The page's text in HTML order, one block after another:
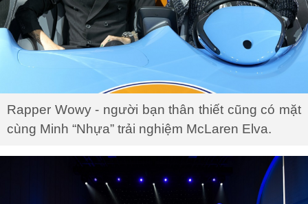
Rapper Wowy - người bạn thân thiết cũng có mặt
cùng Minh “Nhựa” trải nghiệm McLaren Elva.